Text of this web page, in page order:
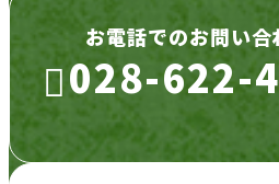
お電話でのお問い合
028-622-